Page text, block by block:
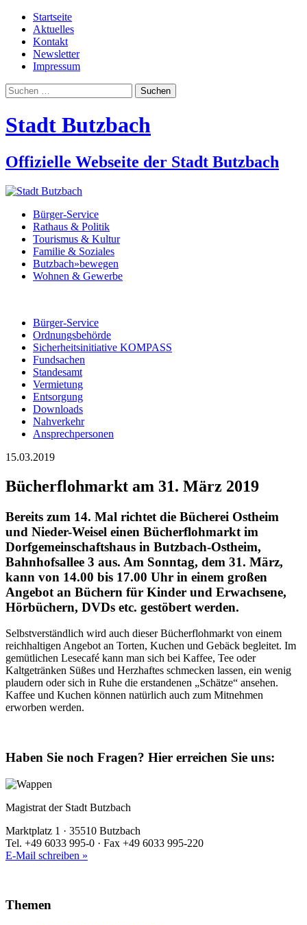
Startseite
Aktuelles
Kontakt
Newsletter
Impressum
Suchen
nach:
Stadt Butzbach
Offizielle Webseite der Stadt Butzbach
Bürger-Service
Rathaus & Politik
Tourismus & Kultur
Familie & Soziales
Butzbach»bewegen
Wohnen & Gewerbe
Bürger-Service
Ordnungsbehörde
Sicherheitsinitiative KOMPASS
Fundsachen
Standesamt
Vermietung
Entsorgung
Downloads
Nahverkehr
Ansprechpersonen
15.03.2019
Bücherflohmarkt am 31. März 2019
Bereits zum 14. Mal richtet die Bücherei Ostheim
und Nieder-Weisel einen Bücherflohmarkt im
Dorfgemeinschaftshaus in Butzbach-Ostheim,
Bahnhofsallee 3 aus. Am Sonntag, dem 31. März,
kann von 14.00 bis 17.00 Uhr in einem großen
Angebot an Büchern für Kinder und Erwachsene,
Hörbüchern, DVDs etc. gestöbert werden.
Selbstverständlich wird auch dieser Bücherflohmarkt von einem
reichhaltigen Angebot an Torten, Kuchen und Gebäck begleitet. Im
gemütlichen Lesecafé kann man sich bei Kaffee, Tee oder
Kaltgetränken Süßes und Herzhaftes schmecken lassen, ein wenig
plaudern oder sich in Ruhe die erstandenen „Schätze“ ansehen.
Kaffee und Kuchen können natürlich auch zum Mitnehmen
erworben werden.
Haben Sie noch Fragen? Hier erreichen Sie uns:
Magistrat der Stadt Butzbach
Marktplatz 1 · 35510 Butzbach
Tel. +49 6033 995-0 · Fax +49 6033 995-220
E-Mail schreiben »
Themen